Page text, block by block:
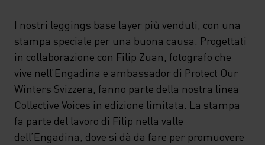
I nostri leggings base layer più venduti, con una
stampa speciale per una buona causa. Progettati
in collaborazione con Filip Zuan, fotografo che
vive nell’Engadina e ambassador di Protect Our
Winters Svizzera, fanno parte della nostra linea
Collective Voices in edizione limitata. La stampa
fa parte del lavoro di Filip nella valle
dell’Engadina, dove si dà da fare per promuovere